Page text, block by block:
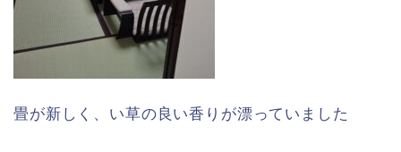
畳が新しく、い草の良い香りが漂っていました